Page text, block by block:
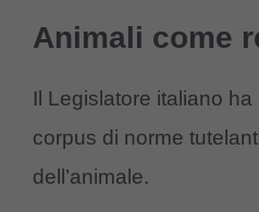
Animali come
Il Legislatore italiano
corpus di norme
dell’animale.